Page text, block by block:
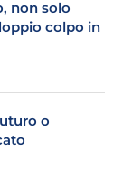
non solo
colpo in
o